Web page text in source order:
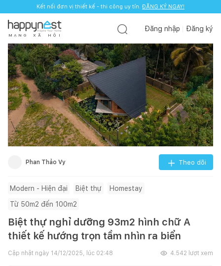
Kết nối đơn vị thiết kế - thi công uy tín. ĐĂNG KÝ NGAY!
M Ạ N G X Ã H Ộ I
Đăng nhập Đăng ký
Phan Thảo Vy Theo dõi
Modern - Hiện đại Biệt thự
Homestay
Từ 50m2 đến 100m2
Biệt thự nghỉ dưỡng 93m2 hình chữ A
thiết kế hướng trọn tầm nhìn ra biển
Cập nhật ngày 14/12/2025, lúc 02:48 4.542 lượt xem